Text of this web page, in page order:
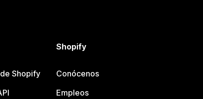
Shopify
Shopify
Conócenos
Empleos